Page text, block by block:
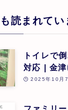
読まれてい
トイレで
対応 | 金
2025年10月7